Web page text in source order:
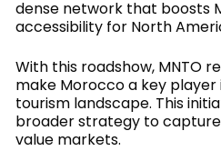
dense network that boosts
accessibility for North
With this roadshow, MNTO
make Morocco a key
tourism landscape. This
broader strategy to
value markets.